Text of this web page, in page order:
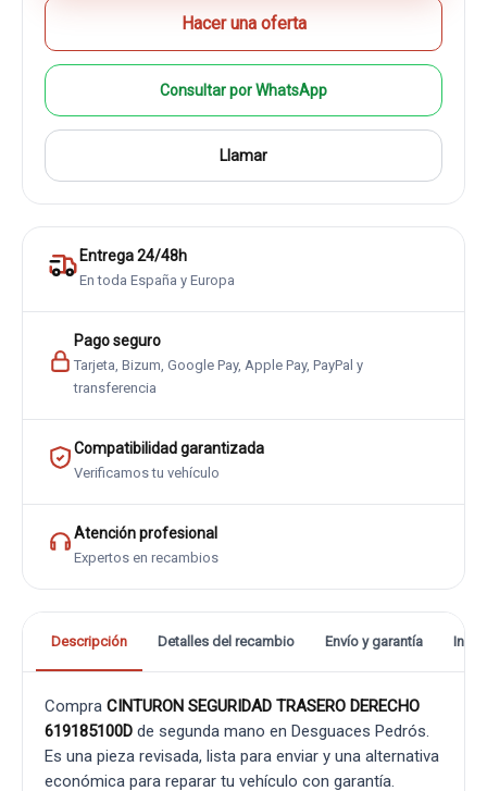
Hacer una oferta
Consultar por WhatsApp
Llamar
Entrega 24/48h
En toda España y Europa
Pago seguro
Tarjeta, Bizum, Google Pay, Apple Pay, PayPal y
transferencia
Compatibilidad garantizada
Verificamos tu vehículo
Atención profesional
Expertos en recambios
Descripción Detalles del recambio Envío y garantía
Compra CINTURON SEGURIDAD TRASERO DERECHO
619185100D de segunda mano en Desguaces Pedrós.
Es una pieza revisada, lista para enviar y una alternativa
económica para reparar tu vehículo con garantía.